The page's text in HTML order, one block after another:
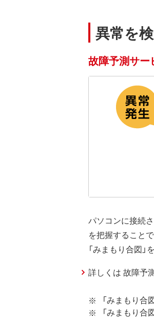
異常を
故障予測サー
パソコンに接続
を把握すること
「みまもり合図
詳しくは 故障予
「みまもり合
「みまもり